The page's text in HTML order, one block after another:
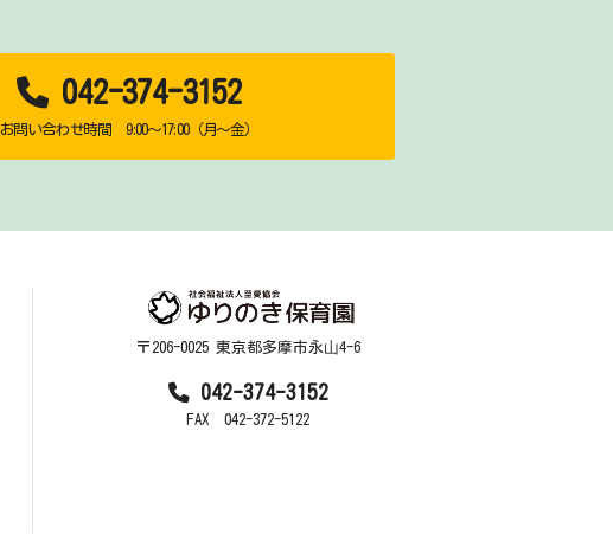
042-374-3152
お問い合わせ時間 9:00～17:00（月～金）
〒206-0025 東京都多摩市永⼭4-6
042-374-3152
FAX 042-372-5122